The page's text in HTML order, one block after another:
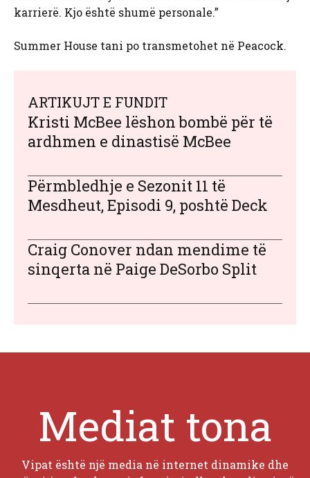
karrierë. Kjo është shumë personale.”
Summer House tani po transmetohet në Peacock.
ARTIKUJT E FUNDIT
Kristi McBee lëshon bombë për të
ardhmen e dinastisë McBee
Përmbledhje e Sezonit 11 të
Mesdheut, Episodi 9, poshtë Deck
Craig Conover ndan mendime të
sinqerta në Paige DeSorbo Split
Mediat tona
Vipat është një media në internet dinamike dhe